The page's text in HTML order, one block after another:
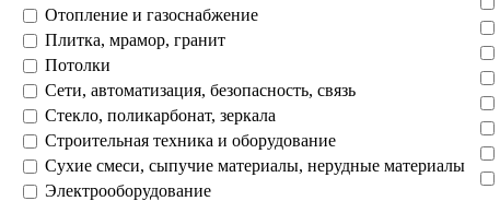
Отопление и газоснабжение
Плитка, мрамор, гранит
Потолки
Сети, автоматизация, безопасность, связь
Стекло, поликарбонат, зеркала
Строительная техника и оборудование
Сухие смеси, сыпучие материалы, нерудные материалы
Электрооборудование